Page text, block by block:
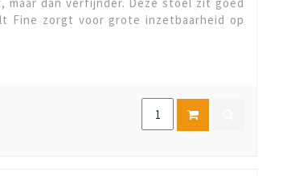
Fine zorgt voor grote inzetbaarheid op